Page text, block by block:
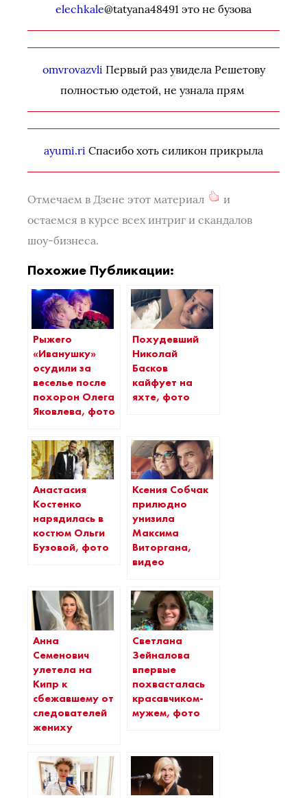
elechkale@tatyana48491 это не бузова
omvrovazvli Первый раз увидела Решетову
полностью одетой, не узнала прям
ayumi.ri Спасибо хоть силикон прикрыла
Отмечаем в Дзене этот материал
и
остаемся в курсе всех интриг и скандалов
шоу-бизнеса.
Похожие Публикации:
Рыжего
«Иванушку»
осудили за
веселье после
похорон Олега
Яковлева, фото
Похудевший
Николай
Басков
кайфует на
яхте, фото
Анастасия
Костенко
нарядилась в
костюм Ольги
Бузовой, фото
Ксения Собчак
прилюдно
унизила
Максима
Виторгана,
видео
Анна
Семенович
улетела на
Кипр к
сбежавшему от
следователей
жениху
Светлана
Зейналова
впервые
похвасталась
красавчиком-
мужем, фото